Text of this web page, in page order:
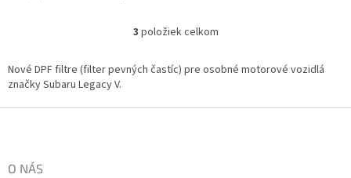
DPFSU901TAEEC: SU6011T
O
l
a
3 položiek celkom
Nové DPF filtre (filter pevných častíc) pre osobné motorové vozidlá
značky Subaru Legacy V.
O NÁS